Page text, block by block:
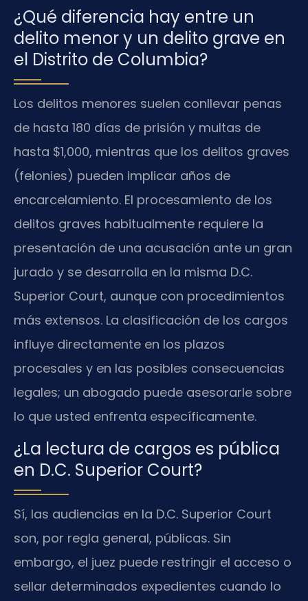
¿Qué diferencia hay entre un
delito menor y un delito grave en
el Distrito de Columbia?
Los delitos menores suelen conllevar penas
de hasta 180 días de prisión y multas de
hasta $1,000, mientras que los delitos graves
(felonies) pueden implicar años de
encarcelamiento. El procesamiento de los
delitos graves habitualmente requiere la
presentación de una acusación ante un gran
jurado y se desarrolla en la misma D.C.
Superior Court, aunque con procedimientos
más extensos. La clasificación de los cargos
influye directamente en los plazos
procesales y en las posibles consecuencias
legales; un abogado puede asesorarle sobre
lo que usted enfrenta específicamente.
¿La lectura de cargos es pública
en D.C. Superior Court?
Sí, las audiencias en la D.C. Superior Court
son, por regla general, públicas. Sin
embargo, el juez puede restringir el acceso o
sellar determinados expedientes cuando lo